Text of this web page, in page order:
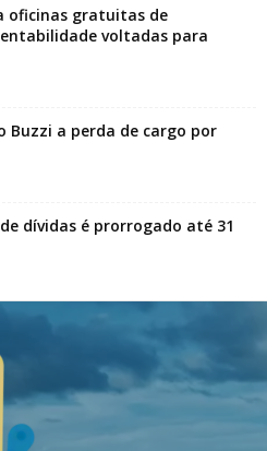
oficinas gratuitas de
voltadas para
Buzzi a perda de cargo por
dívidas é prorrogado até 31